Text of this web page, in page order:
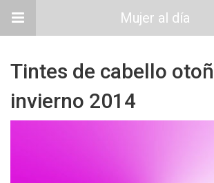
Mujer al día
Tintes de cabello
invierno 2014